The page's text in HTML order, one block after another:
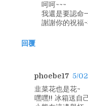
呵呵~~~
我還是要認命
謝謝你的祝福
回覆
phoebe17 5/
韭菜花也是花~
嘿嘿!! 冰箱送自